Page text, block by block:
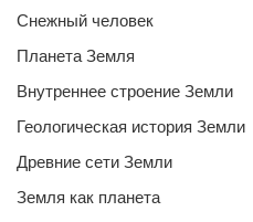
Снежный человек
Планета Земля
Внутреннее строение Земли
Геологическая история Земли
Древние сети Земли
Земля как планета